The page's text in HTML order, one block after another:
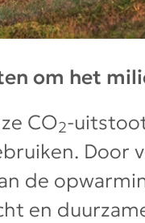
om het
CO2-
Door
de
en